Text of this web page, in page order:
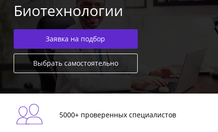
Биотехнологии
Заявка на подбор
Выбрать самостоятельно
5000+ проверенных специалистов